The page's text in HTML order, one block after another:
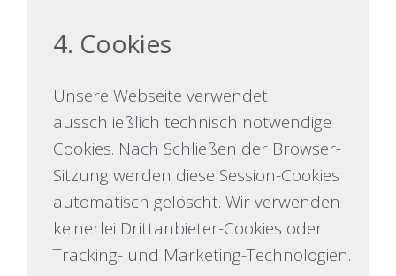
4. Cookies
Unsere Webseite verwendet
ausschließlich technisch notwendige
Cookies. Nach Schließen der Browser-
Sitzung werden diese Session-Cookies
automatisch gelöscht. Wir verwenden
keinerlei Drittanbieter-Cookies oder
Tracking- und Marketing-Technologien.